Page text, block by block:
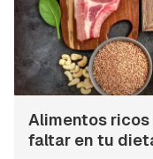
Alimentos ricos
faltar en tu